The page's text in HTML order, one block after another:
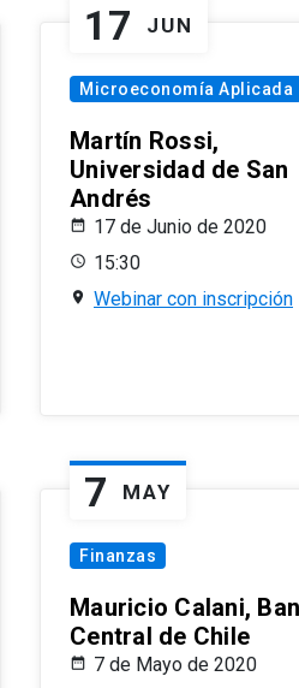
17 JUN
Microeconomía Aplicada
Martín Rossi,
Universidad de San
Andrés
17 de Junio de 2020
15:30
Webinar con inscripción
7 MAY
Finanzas
Mauricio Calani,
Central de Chile
7 de Mayo de 2020